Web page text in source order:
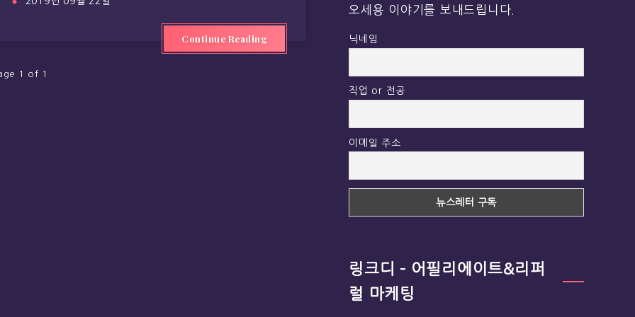
Continue Reading
1 of 1
오세용 이야기를 보내드립니다.
닉네임
직업 or 전공
이메일 주소
링크디 – 어필리에이트&리퍼
럴 마케팅